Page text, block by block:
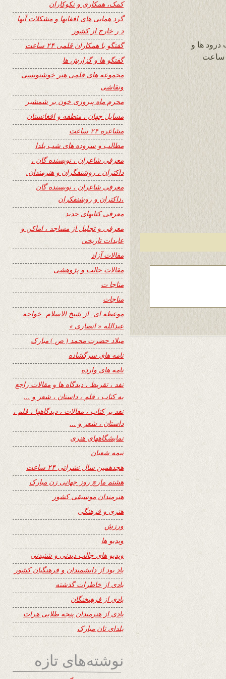
ها و
تحیات قلبی خود را به شما و همکاران خبره سایت وزین 24 ساعت
کمک، همکاری و نکوکاران
گرد همایی های افغانها و مشکلات آنها
د ر خارج از کشور
گفتگو با همکاران قلمی ۲۴ ساعت
گفتگو ها و گزارش ها
مجموعه های قلمی هنر خوشنویسی
ونقاشی
محرم ماه پیروزی خون بر شمشیر
مسایل جهان ، منطقه و افغانستان
مشاعره ۲۴ ساعت
مطالب و سروده های شب یلدا
معرفی شاعران ، نویسنده گان ،
داکتران ، روشنفگران و هنرمندان.
معرفی شاعران ، نویسنده گان
،داکتران و روشنفکران
معرفی کتابهای جدید
معرفی و تجلیل از مساجد ، اماکن و
عابدات تاریخی
مقالات آزاد
مقالات جالب و پژوهشی
مناجا ت
مناجات
موعظه ای از شیخ الاسلام خواجه
عبدالله « انصاری »
میلاد حضرت محمد ( ص ) مبارک
نامه های سرگشاده
نامه های وارده
نفد ، تقریظ ، دیدگاه ها و مقالات راجع
به کتاب ، فلم ، داستان ، شعر و …
نفد بر کتاب ، مقالات ، دیدگاهها ، فلم ،
داستان ، شعر و …
نمایشگاههای هنری
نیمه شعبان
هجدهمین سال نشراتی ۲۴ ساعت
هشتم مارچ روز جهانی زن مبارک
هنرمندان موسیقی کشور
هنری و فرهنگی
ورزش
ویدیو ها
ویدیو های جالب دیدنی و شنیدنی
یاد بود از دانشمندان و فرهنگیان کشور
یادی از خاطرات گذشته
یادی از فرهیختگان
یادی از هنرمندان پنجه طلایی هرات
یلدای تان مبارک
نوشته‌های تازه